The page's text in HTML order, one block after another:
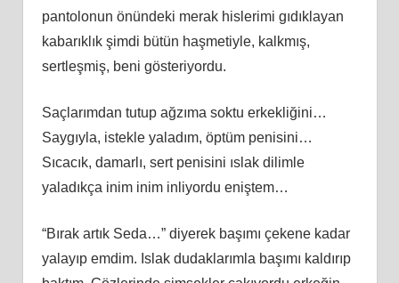
pantolonun önündeki merak hislerimi gıdıklayan
kabarıklık şimdi bütün haşmetiyle, kalkmış,
sertleşmiş, beni gösteriyordu.
Saçlarımdan tutup ağzıma soktu erkekliğini…
Saygıyla, istekle yaladım, öptüm penisini…
Sıcacık, damarlı, sert penisini ıslak dilimle
yaladıkça inim inim inliyordu eniştem…
“Bırak artık Seda…” diyerek başımı çekene kadar
yalayıp emdim. Islak dudaklarımla başımı kaldırıp